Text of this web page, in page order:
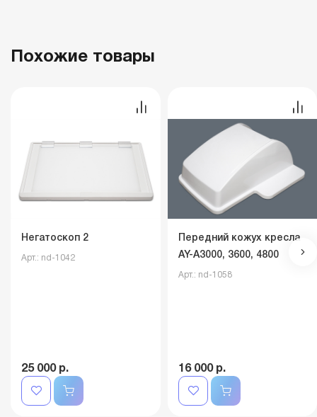
Похожие товары
Негатоскоп 2
Арт.: nd-1042
25 000 р.
Передний кожух кресла
AY-A3000, 3600, 4800
Арт.: nd-1058
16 000 р.